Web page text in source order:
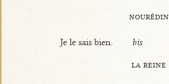
nourédin
Je le sais bien. bis
la reine